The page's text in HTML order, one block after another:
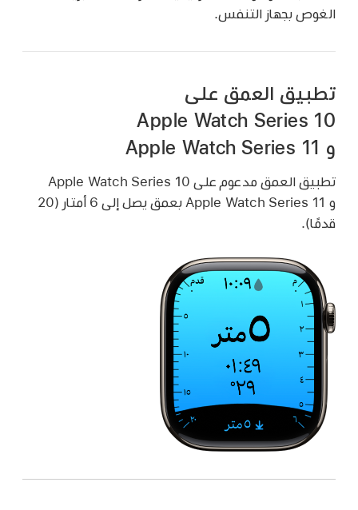
الغوص بجهاز التنفس.
تطبيق العمق على
Apple Watch Series 10
و Apple Watch Series 11
تطبيق العمق مدعوم على Apple Watch Series 10
و Apple Watch Series 11 بعمق يصل إلى 6 أمتار (20
قدمًا).